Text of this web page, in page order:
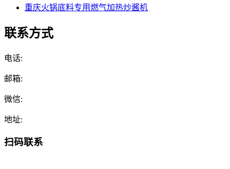
重庆火锅底料专用燃气加热炒酱机
联系方式
电话:
邮箱:
微信:
地址:
扫码联系